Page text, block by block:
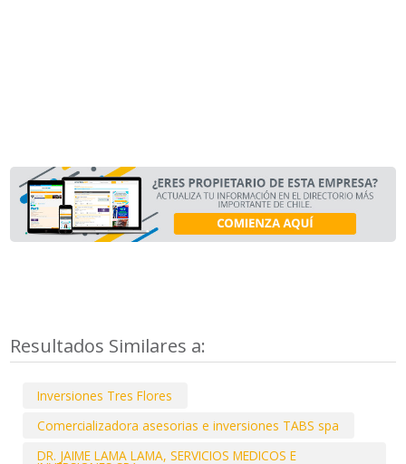
Resultados Similares a:
Inversiones Tres Flores
Comercializadora asesorias e inversiones TABS spa
DR. JAIME LAMA LAMA, SERVICIOS MEDICOS E